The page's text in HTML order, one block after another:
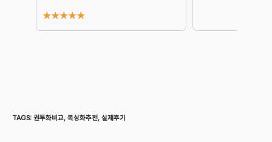
★★★★★
TAGS: 권투화비교, 복싱화추천, 실제후기